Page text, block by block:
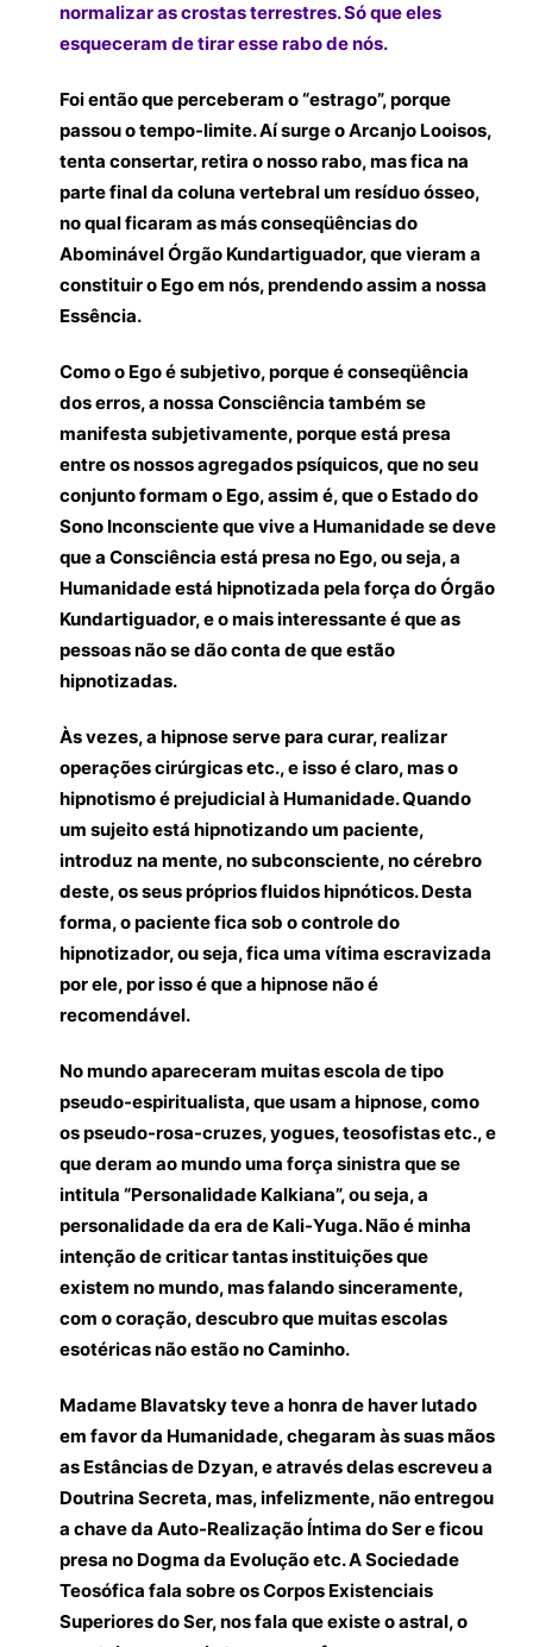
normalizar as crostas terrestres. Só que eles
esqueceram de tirar esse rabo de nós.
Foi então que perceberam o “estrago”, porque
passou o tempo-limite. Aí surge o Arcanjo Looisos,
tenta consertar, retira o nosso rabo, mas fica na
parte final da coluna vertebral um resíduo ósseo,
no qual ficaram as más conseqüências do
Abominável Órgão Kundartiguador, que vieram a
constituir o Ego em nós, prendendo assim a nossa
Essência.
Como o Ego é subjetivo, porque é conseqüência
dos erros, a nossa Consciência também se
manifesta subjetivamente, porque está presa
entre os nossos agregados psíquicos, que no seu
conjunto formam o Ego, assim é, que o Estado do
Sono Inconsciente que vive a Humanidade se deve
que a Consciência está presa no Ego, ou seja, a
Humanidade está hipnotizada pela força do Órgão
Kundartiguador, e o mais interessante é que as
pessoas não se dão conta de que estão
hipnotizadas.
Às vezes, a hipnose serve para curar, realizar
operações cirúrgicas etc., e isso é claro, mas o
hipnotismo é prejudicial à Humanidade. Quando
um sujeito está hipnotizando um paciente,
introduz na mente, no subconsciente, no cérebro
deste, os seus próprios fluidos hipnóticos. Desta
forma, o paciente fica sob o controle do
hipnotizador, ou seja, fica uma vítima escravizada
por ele, por isso é que a hipnose não é
recomendável.
No mundo apareceram muitas escola de tipo
pseudo-espiritualista, que usam a hipnose, como
os pseudo-rosa-cruzes, yogues, teosofistas etc., e
que deram ao mundo uma força sinistra que se
intitula “Personalidade Kalkiana”, ou seja, a
personalidade da era de Kali-Yuga. Não é minha
intenção de criticar tantas instituições que
existem no mundo, mas falando sinceramente,
com o coração, descubro que muitas escolas
esotéricas não estão no Caminho.
Madame Blavatsky teve a honra de haver lutado
em favor da Humanidade, chegaram às suas mãos
as Estâncias de Dzyan, e através delas escreveu a
Doutrina Secreta, mas, infelizmente, não entregou
a chave da Auto-Realização Íntima do Ser e ficou
presa no Dogma da Evolução etc. A Sociedade
Teosófica fala sobre os Corpos Existenciais
Superiores do Ser, nos fala que existe o astral, o